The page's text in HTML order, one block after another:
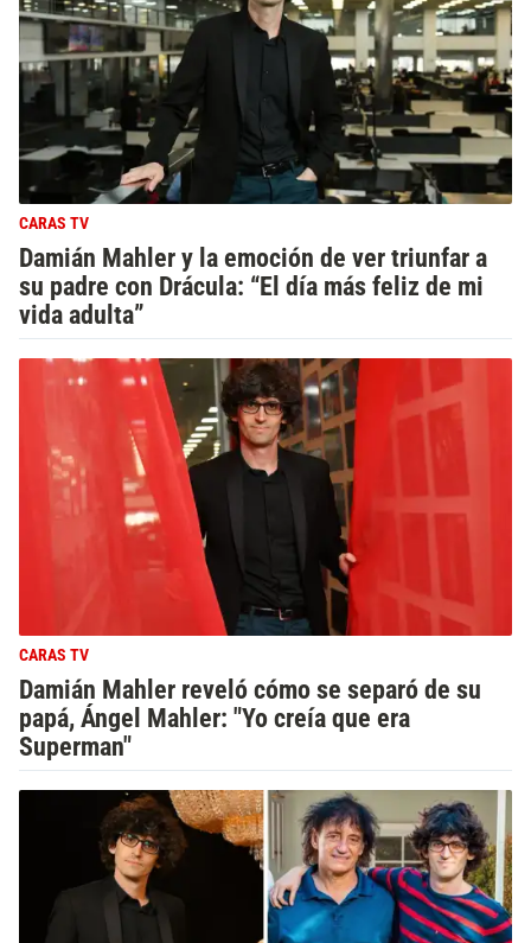
CARAS TV
Damián Mahler y la emoción de ver triunfar a
su padre con Drácula: “El día más feliz de mi
vida adulta”
CARAS TV
Damián Mahler reveló cómo se separó de su
papá, Ángel Mahler: "Yo creía que era
Superman"